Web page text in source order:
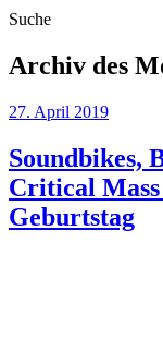
Suche
Archiv des
27. April 2019
Soundbikes,
Critical
Geburtstag